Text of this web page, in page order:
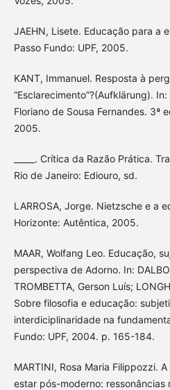
JAEHN, Lisete. Educação para a
Passo Fundo: UPF, 2005.
KANT, Immanuel. Resposta à
“Esclarecimento”?(Aufklärung).
Floriano de Sousa Fernandes. 3ª
2005.
_____. Crítica da Razão Prática.
Rio de Janeiro: Ediouro, sd.
LARROSA, Jorge. Nietzsche e a
Horizonte: Autêntica, 2005.
MAAR, Wolfang Leo. Educação,
perspectiva de Adorno. In:
TROMBETTA, Gerson Luís;
Sobre filosofia e educação:
interdiciplinaridade na
Fundo: UPF, 2004. p. 165-184.
MARTINI, Rosa Maria Filippozzi.
estar pós-moderno: